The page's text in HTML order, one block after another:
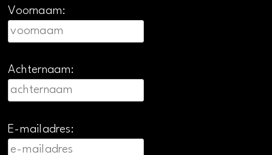
Voornaam:
Achternaam:
E-mailadres: